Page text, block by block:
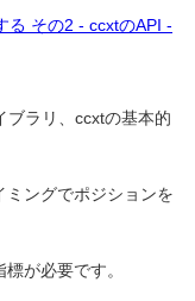
る その2 - ccxtのAPI -
ブラリ、ccxtの基本的
ミングでポジションを
が必要です。